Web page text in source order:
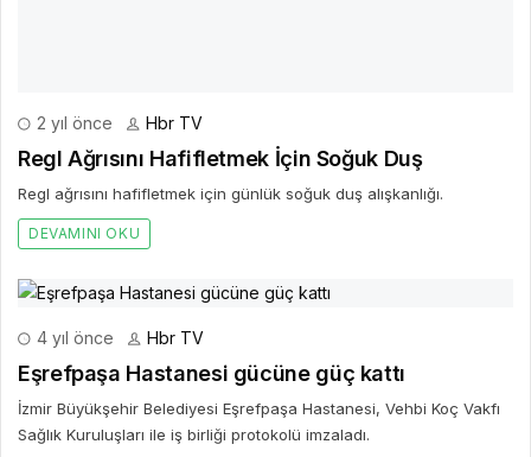
2 yıl önce Hbr TV
Regl Ağrısını Hafifletmek İçin Soğuk Duş
Regl ağrısını hafifletmek için günlük soğuk duş alışkanlığı.
DEVAMINI OKU
4 yıl önce Hbr TV
Eşrefpaşa Hastanesi gücüne güç kattı
İzmir Büyükşehir Belediyesi Eşrefpaşa Hastanesi, Vehbi Koç Vakfı
Sağlık Kuruluşları ile iş birliği protokolü imzaladı.